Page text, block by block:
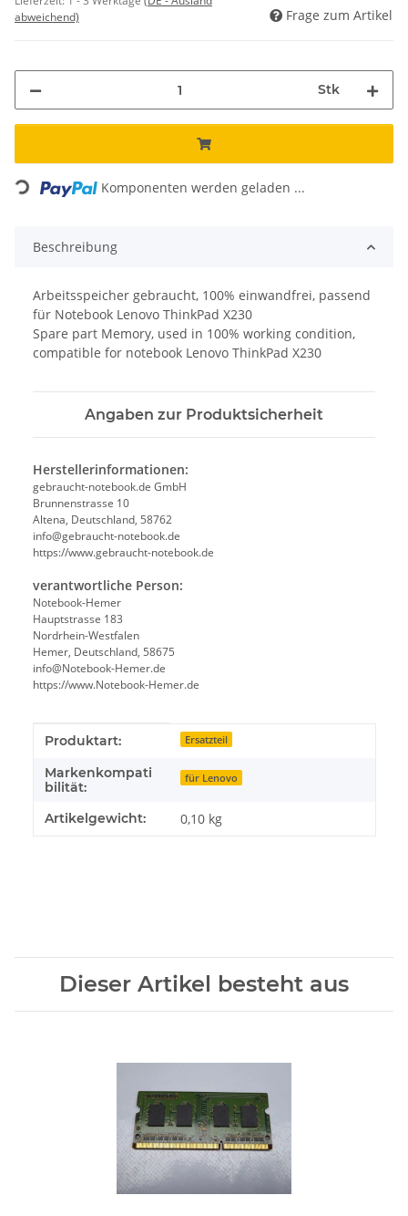
abweichend)
Frage zum Artikel
Stk
Loading... Komponenten werden geladen ...
Beschreibung
Arbeitsspeicher gebraucht, 100% einwandfrei, passend
für Notebook Lenovo ThinkPad X230
Spare part Memory, used in 100% working condition,
compatible for notebook Lenovo ThinkPad X230
Angaben zur Produktsicherheit
Herstellerinformationen:
gebraucht-notebook.de GmbH
Brunnenstrasse 10
Altena, Deutschland, 58762
info@gebraucht-notebook.de
https://www.gebraucht-notebook.de
verantwortliche Person:
Notebook-Hemer
Hauptstrasse 183
Nordrhein-Westfalen
Hemer, Deutschland, 58675
info@Notebook-Hemer.de
https://www.Notebook-Hemer.de
Produkteigenschaft
Wert
Produktart: Ersatzteil
Markenkompati
bilität:
für Lenovo
Artikelgewicht: 0,10 kg
Dieser Artikel besteht aus